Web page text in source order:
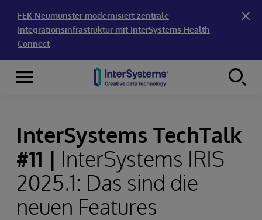
FEK Neumünster modernisiert zentrale
Integrationsinfrastruktur mit InterSystems Health
Connect
Skip to content
Menu
InterSystems TechTalk
#11 | InterSystems IRIS
2025.1: Das sind die
neuen Features